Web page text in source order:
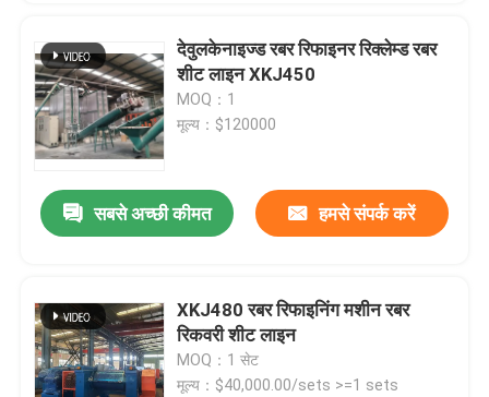
देवुलकेनाइज्ड रबर रिफाइनर रिक्लेम्ड रबर
शीट लाइन XKJ450
MOQ：1
मूल्य：$120000
सबसे अच्छी कीमत हमसे संपर्क करें
XKJ480 रबर रिफाइनिंग मशीन रबर
रिकवरी शीट लाइन
MOQ：1 सेट
मूल्य：$40,000.00/sets >=1 sets